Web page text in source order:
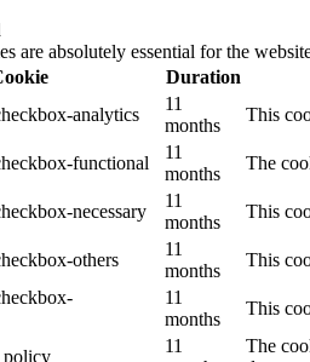
are absolutely essential for the
Duration
analytics
11
months
This
functional
11
months
The
necessary
11
months
This
others
11
months
This
11
months
This
11
The